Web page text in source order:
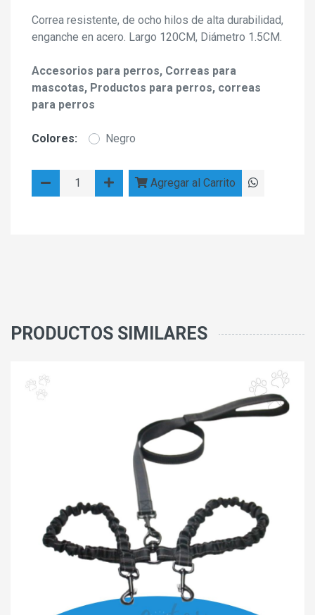
Correa resistente, de ocho hilos de alta durabilidad,
enganche en acero. Largo 120CM, Diámetro 1.5CM.
Accesorios para perros, Correas para
mascotas, Productos para perros, correas
para perros
Colores: Negro
Agregar al Carrito
PRODUCTOS SIMILARES